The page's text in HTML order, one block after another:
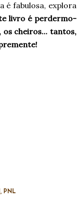
é fabulosa, explora
livro é perdermo-
os cheiros... tantos,
PNL